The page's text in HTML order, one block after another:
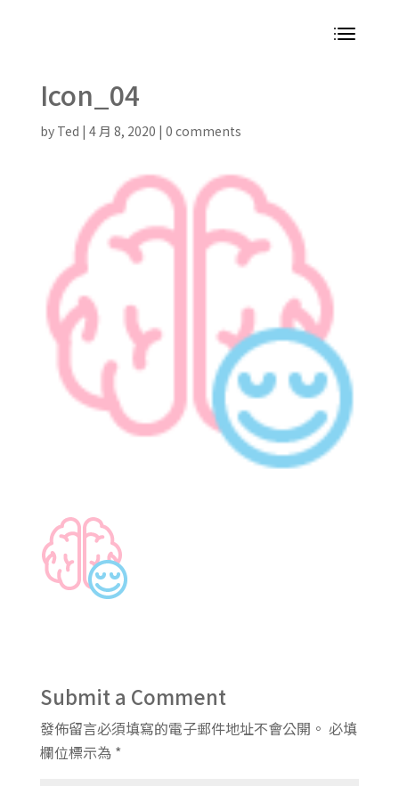
Icon_04
by Ted | 4 月 8, 2020 | 0 comments
Submit a Comment
發佈留言必須填寫的電子郵件地址不會公開。 必填
欄位標示為 *